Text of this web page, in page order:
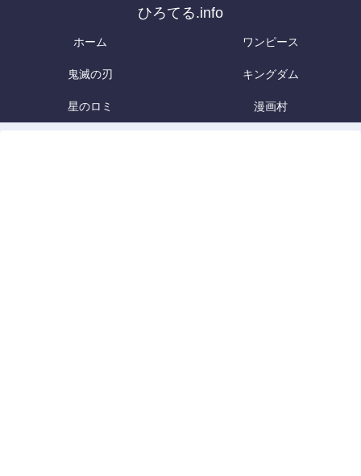
ひろてる.info
ホーム ワンピース
鬼滅の刃 キングダム
星のロミ 漫画村